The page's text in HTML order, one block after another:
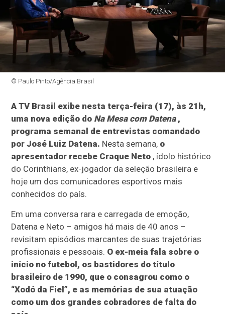
© Paulo Pinto/Agência Brasil
A TV Brasil exibe nesta terça-feira (17), às 21h,
uma nova edição do Na Mesa com Datena,
programa semanal de entrevistas comandado
por José Luiz Datena. Nesta semana, o
apresentador recebe Craque Neto , ídolo histórico
do Corinthians, ex-jogador da seleção brasileira e
hoje um dos comunicadores esportivos mais
conhecidos do país.
Em uma conversa rara e carregada de emoção,
Datena e Neto – amigos há mais de 40 anos –
revisitam episódios marcantes de suas trajetórias
profissionais e pessoais. O ex-meia fala sobre o
início no futebol, os bastidores do título
brasileiro de 1990, que o consagrou como o
“Xodó da Fiel”, e as memórias de sua atuação
como um dos grandes cobradores de falta do